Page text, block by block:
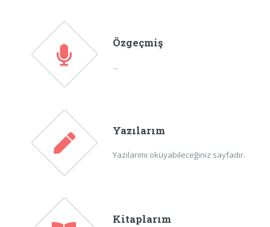
Özgeçmiş
...
Yazılarım
Yazılarımı okuyabileceğiniz sayfadır.
Kitaplarım